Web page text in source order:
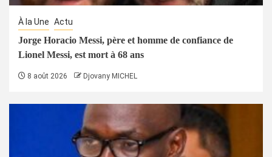
À la Une Actu
Jorge Horacio Messi, père et homme de confiance de
Lionel Messi, est mort à 68 ans
8 août 2026 Djovany MICHEL